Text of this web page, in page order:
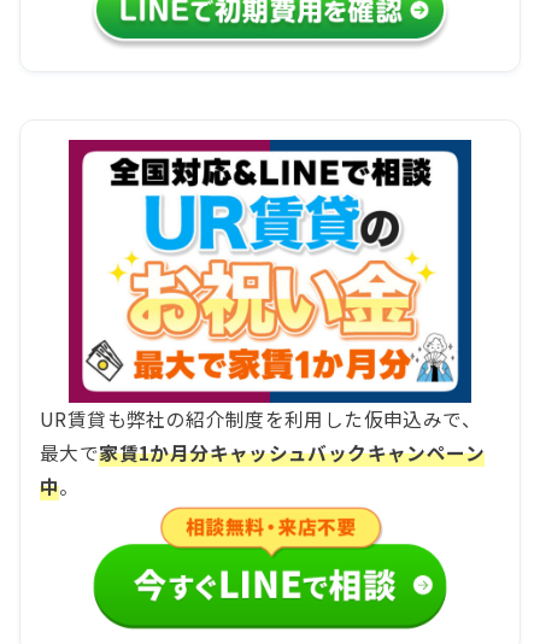
UR賃貸も弊社の紹介制度を利用した仮申込みで、
最大で家賃1か月分キャッシュバックキャンペーン
中。